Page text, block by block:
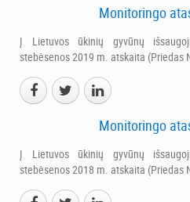
Monitoringo
Į Lietuvos ūkinių gyvūnų
stebėsenos 2019 m. atskaita (Priedas
Monitoringo
Į Lietuvos ūkinių gyvūnų
stebėsenos 2018 m. atskaita (Priedas